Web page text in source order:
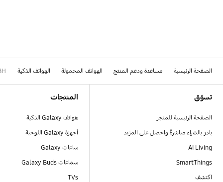
الصفحة الرئيسية مساعدة ودعم المنتج الهواتف المحمولة الهواتف الذكية
تسوّق
الصفحة الرئيسية للمتجر
بادر بالشراء مباشرةً واحصل على المزيد
AI Living
SmartThings
اكتشف
المنتجات
هواتف Galaxy الذكية
أجهزة Galaxy اللوحية
ساعات Galaxy
سماعات Galaxy Buds
TVs